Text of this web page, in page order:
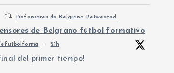
Defensores de Belgrano Retweeted
de Belgrano fútbol formativo
· 21h
del primer tiempo!